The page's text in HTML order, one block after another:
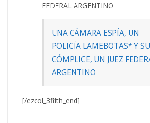
FEDERAL ARGENTINO
UNA CÁMARA ESPÍA, UN
POLICÍA LAMEBOTAS* Y SU
CÓMPLICE, UN JUEZ
ARGENTINO
[/ezcol_3fifth_end]